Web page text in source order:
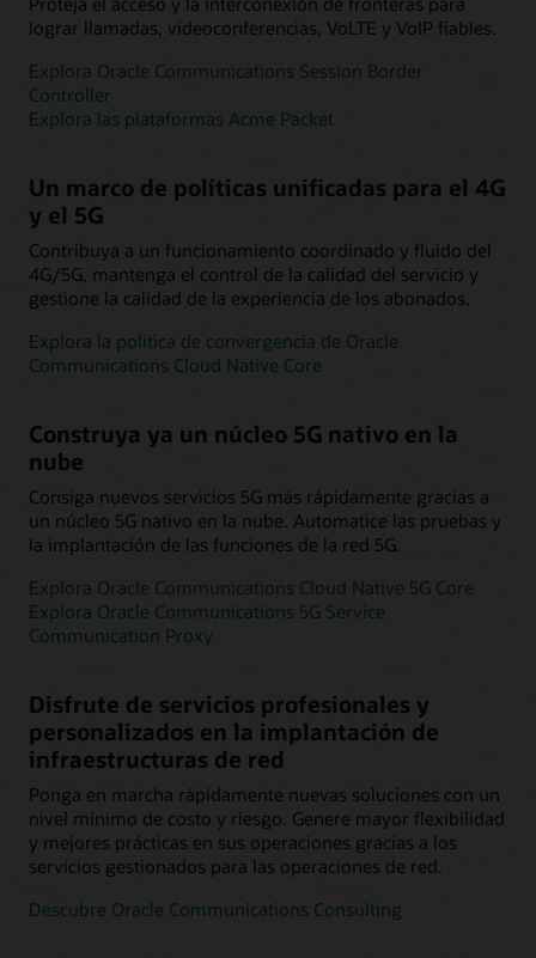
lograr llamadas, videoconferencias, VoLTE y VoIP fiables.
Explora Oracle Communications Session Border
Controller
Explora las plataformas Acme Packet
Un marco de políticas unificadas para el 4G
y el 5G
Contribuya a un funcionamiento coordinado y fluido del
4G/5G, mantenga el control de la calidad del servicio y
gestione la calidad de la experiencia de los abonados.
Explora la política de convergencia de Oracle
Communications Cloud Native Core
Construya ya un núcleo 5G nativo en la
nube
Consiga nuevos servicios 5G más rápidamente gracias a
un núcleo 5G nativo en la nube. Automatice las pruebas y
la implantación de las funciones de la red 5G.
Explora Oracle Communications Cloud Native 5G Core
Explora Oracle Communications 5G Service
Communication Proxy
Disfrute de servicios profesionales y
personalizados en la implantación de
infraestructuras de red
Ponga en marcha rápidamente nuevas soluciones con un
nivel mínimo de costo y riesgo. Genere mayor flexibilidad
y mejores prácticas en sus operaciones gracias a los
servicios gestionados para las operaciones de red.
Descubre Oracle Communications Consulting